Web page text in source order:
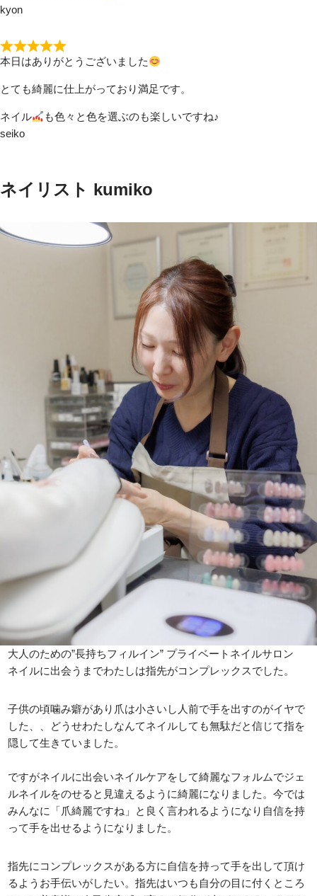
kyon
本日はありがとうございました
とても綺麗に仕上がっており満足です。
ネイル
も色々と色を選ぶのも楽しいですね♪
seiko
ネイリスト kumiko
大人のための”長持ちフィルイン” プライベートネイルサロン
ネイルに出会うまでわたしは指先がコンプレックスでした。
子供の頃噛み癖があり爪は小さいし人前で手を出すのがイヤで
した、、どうせわたしなんてネイルしても無駄だと信じて指を
隠して生きていました。
ですがネイルに出会いネイルケアをして綺麗なフォルムでジェ
ルネイルをのせると見違えるように綺麗になりました。今では
みんなに「爪綺麗ですね」と良く言われるようになり自信を持
って手を出せるようになりました。
指先にコンプレックスがある方に自信を持って手を出して頂け
るようお手伝いがしたい。指先はいつも自分の目に付くところ